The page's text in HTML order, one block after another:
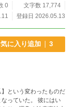
ださい。 https://ncode.syosetu.com/n8353ko/
0
文字数 17,774
登録日 2026.05.13
に入り追加 3
という変わったものだ
っていた。 彼にはい